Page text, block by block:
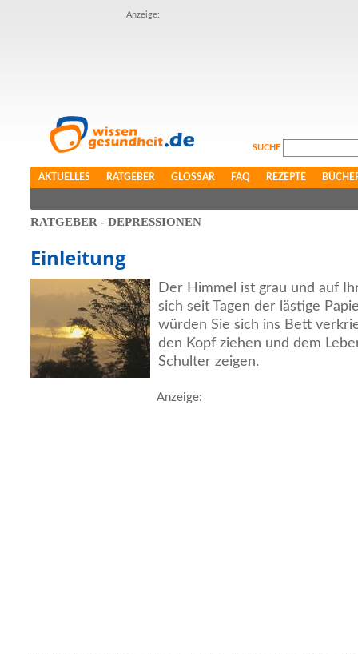
Anzeige:
SUCHE
AKTUELLES RATGEBER GLOSSAR FAQ REZEPTE
RATGEBER - DEPRESSIONEN
Einleitung
Der Himmel ist grau und auf
sich seit Tagen der lästige
würden Sie sich ins Bett
den Kopf ziehen und dem
Schulter zeigen.
Anzeige: